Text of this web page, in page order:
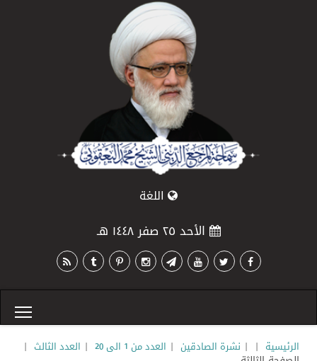
اللغة
الأحد ٢٥ صفر ١٤٤٨ هـ
الرئيسية |
| نشرة الصادقين | العدد من 1 الى 20 | العدد الثالث |